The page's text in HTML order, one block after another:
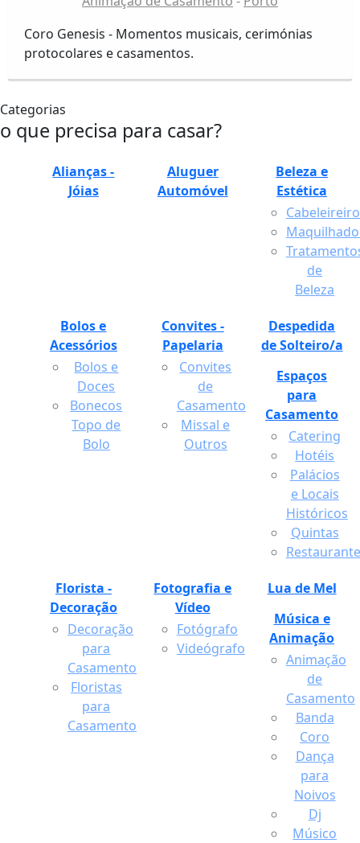
Coro Genesis - Momentos musicais, cerimónias
protocolares e casamentos.
Categorias
o que precisa para casar?
Alianças -
Jóias
Aluguer
Automóvel
Beleza e
Estética
de
Beleza
Bolos e
Acessórios
Bolos e
Doces
Bonecos
Topo de
Bolo
Convites -
Papelaria
Convites
de
Casamento
Missal e
Outros
Despedida
de Solteiro/a
Espaços
para
Casamento
Catering
Hotéis
Palácios
e Locais
Históricos
Quintas
Florista -
Decoração
Decoração
para
Casamento
Floristas
para
Casamento
Fotografia e
Vídeo
Fotógrafo
Videógrafo
Lua de Mel
Música e
Animação
Animação
de
Casamento
Banda
Coro
Dança
para
Noivos
Dj
Músico